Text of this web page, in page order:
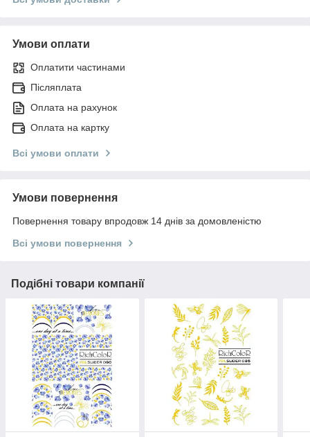
Умови оплати
Оплатити частинами
Післяплата
Оплата на рахунок
Оплата на картку
Всі умови оплати
Умови повернення
Повернення товару впродовж 14 днів за домовленістю
Всі умови повернення
Подібні товари компанії